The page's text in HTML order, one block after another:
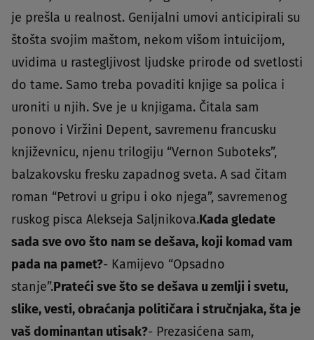
je prešla u realnost. Genijalni umovi anticipirali su
štošta svojim maštom, nekom višom intuicijom,
uvidima u rastegljivost ljudske prirode od svetlosti
do tame. Samo treba povaditi knjige sa polica i
uroniti u njih. Sve je u knjigama. Čitala sam
ponovo i Viržini Depent, savremenu francusku
književnicu, njenu trilogiju “Vernon Suboteks”,
balzakovsku fresku zapadnog sveta. A sad čitam
roman “Petrovi u gripu i oko njega”, savremenog
ruskog pisca Alekseja Saljnikova.Kada gledate
sada sve ovo što nam se dešava, koji komad vam
pada na pamet?- Kamijevo “Opsadno
stanje”.Prateći sve što se dešava u zemlji i svetu,
slike, vesti, obraćanja političara i stručnjaka, šta je
vaš dominantan utisak?- Prezasićena sam,